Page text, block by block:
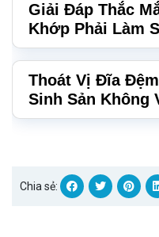
Giải Đáp Thắc
Khớp Phải Làm
Thoát Vị Đĩa
Sinh Sản Không
Chia sẻ: